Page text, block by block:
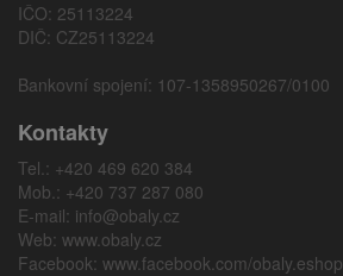
IČO: 25113224
DIČ: CZ25113224
Bankovní spojení: 107-1358950267/0100
Kontakty
Tel.: +420 469 620 384
Mob.: +420 737 287 080
E-mail: info@obaly.cz
Web: www.obaly.cz
Facebook: www.facebook.com/obaly.eshop